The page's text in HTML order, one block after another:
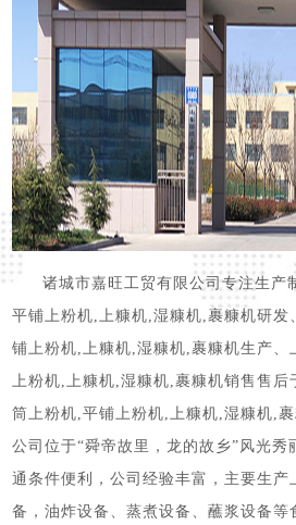
诸城市嘉旺工贸有限公司专注生产
平铺上粉机,上糠机,湿糠机,裹糠机研发
铺上粉机,上糠机,湿糠机,裹糠机生产、
上粉机,上糠机,湿糠机,裹糠机销售售后
筒上粉机,平铺上粉机,上糠机,湿糠机,裹
公司位于“舜帝故里，龙的故乡”风光秀
通条件便利，公司经验丰富，主要生产
备，油炸设备、蒸煮设备、蘸浆设备等